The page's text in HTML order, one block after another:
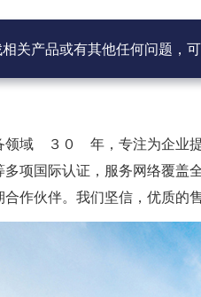
关产品或有其他任何问题，
领域 ３０ 年，专注为企
项国际认证，服务网络覆盖
伙伴。我们坚信，优质的售